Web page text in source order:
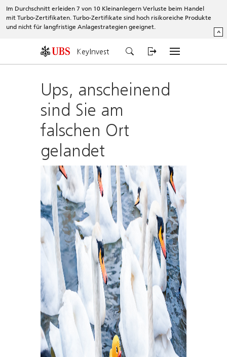
Im Durchschnitt erleiden 7 von 10 Kleinanlegern Verluste beim Handel
mit Turbo-Zertifikaten. Turbo-Zertifikate sind hoch risikoreiche Produkte
und nicht für langfristige Anlagestrategien geeignet.
^
KeyInvest
Ups, anscheinend
sind Sie am
falschen Ort
gelandet